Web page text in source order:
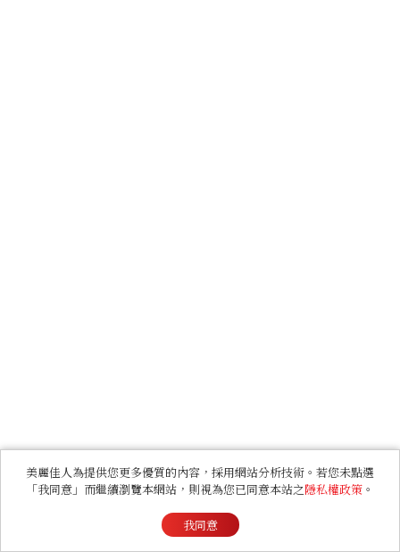
美麗佳人為提供您更多優質的內容，採用網站分析技術。若您未點選
「我同意」而繼續瀏覽本網站，則視為您已同意本站之隱私權政策 。
我同意